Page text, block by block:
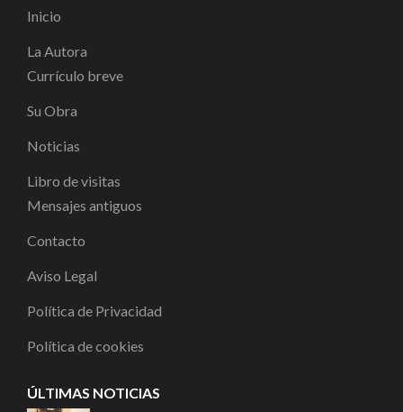
Inicio
La Autora
Currículo breve
Su Obra
Noticias
Libro de visitas
Mensajes antiguos
Contacto
Aviso Legal
Política de Privacidad
Política de cookies
ÚLTIMAS NOTICIAS